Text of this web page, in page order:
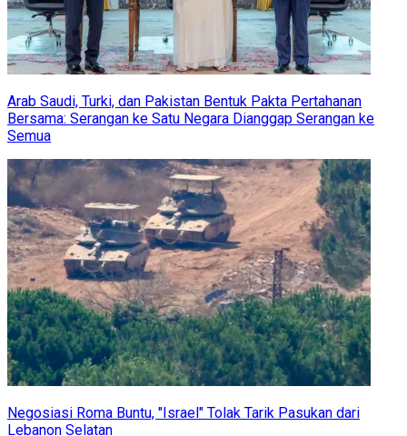
Arab Saudi, Turki, dan Pakistan Bentuk Pakta Pertahanan
Bersama: Serangan ke Satu Negara Dianggap Serangan ke
Semua
Negosiasi Roma Buntu, "Israel" Tolak Tarik Pasukan dari
Lebanon Selatan